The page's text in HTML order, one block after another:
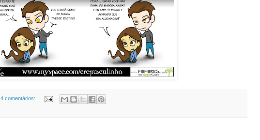
4 comentários: